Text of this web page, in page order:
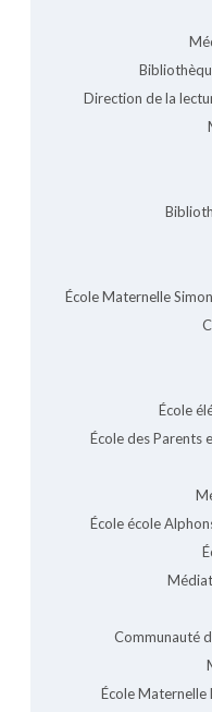
Direction de la
École Maternelle
École
École des Parents
École école
Communauté
École Maternelle